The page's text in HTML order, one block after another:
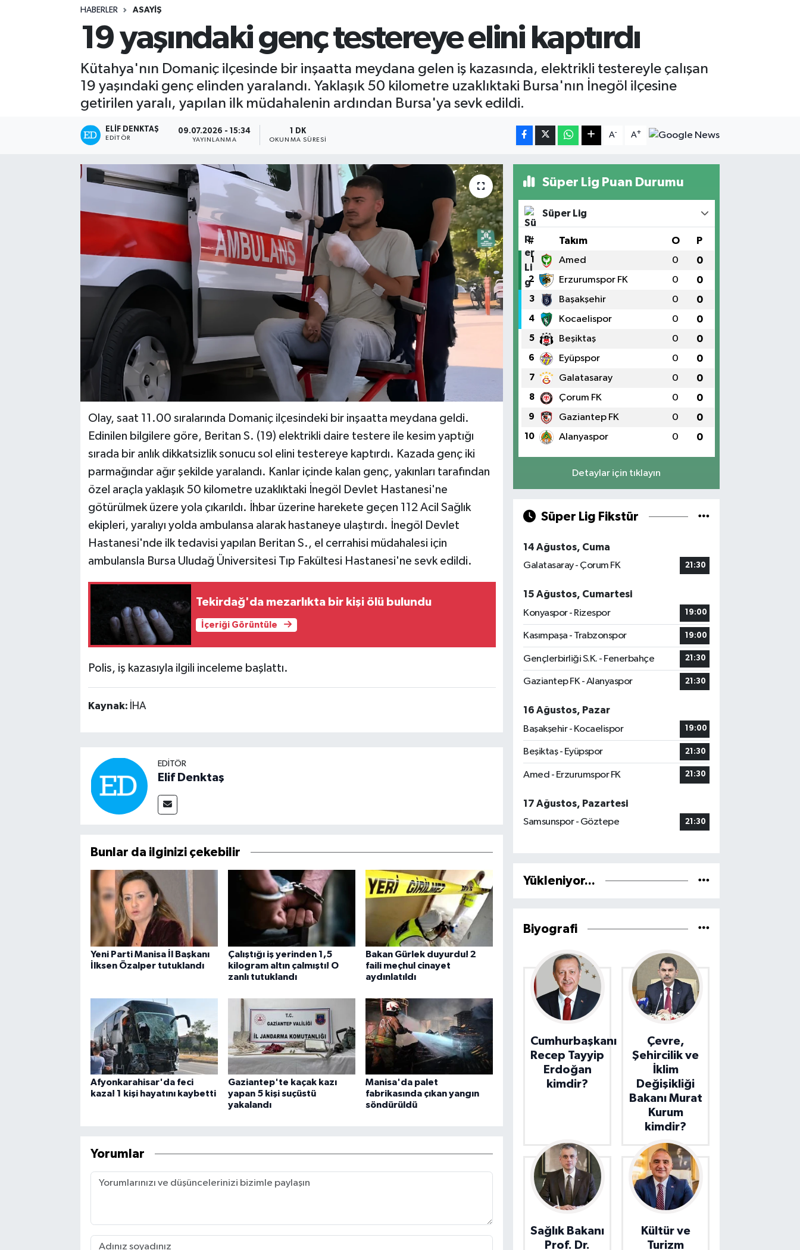
HABERLER ASAYIŞ
19 yaşındaki genç testereye elini kaptırdı
Kütahya'nın Domaniç ilçesinde bir inşaatta meydana gelen iş kazasında, elektrikli testereyle çalışan
19 yaşındaki genç elinden yaralandı. Yaklaşık 50 kilometre uzaklıktaki Bursa'nın İnegöl ilçesine
getirilen yaralı, yapılan ilk müdahalenin ardından Bursa'ya sevk edildi.
ELIF DENKTAŞ
EDITÖR
09.07.2026 - 15:34
YAYINLANMA
1 DK
OKUNMA SÜRESI
A- A+
Olay, saat 11.00 sıralarında Domaniç ilçesindeki bir inşaatta meydana geldi.
Edinilen bilgilere göre, Beritan S. (19) elektrikli daire testere ile kesim yaptığı
sırada bir anlık dikkatsizlik sonucu sol elini testereye kaptırdı. Kazada genç iki
parmağındar ağır şekilde yaralandı. Kanlar içinde kalan genç, yakınları tarafından
özel araçla yaklaşık 50 kilometre uzaklıktaki İnegöl Devlet Hastanesi'ne
götürülmek üzere yola çıkarıldı. İhbar üzerine harekete geçen 112 Acil Sağlık
ekipleri, yaralıyı yolda ambulansa alarak hastaneye ulaştırdı. İnegöl Devlet
Hastanesi'nde ilk tedavisi yapılan Beritan S., el cerrahisi müdahalesi için
ambulansla Bursa Uludağ Üniversitesi Tıp Fakültesi Hastanesi'ne sevk edildi.
Tekirdağ'da mezarlıkta bir kişi ölü bulundu
İçeriği Görüntüle
Polis, iş kazasıyla ilgili inceleme başlattı.
Kaynak: İHA
EDITÖR
Elif Denktaş
Bunlar da ilginizi çekebilir
Yeni Parti Manisa İl Başkanı
İlksen Özalper tutuklandı
Çalıştığı iş yerinden 1,5
kilogram altın çalmıştı! O
zanlı tutuklandı
Bakan Gürlek duyurdu! 2
faili meçhul cinayet
aydınlatıldı
Afyonkarahisar'da feci
kaza! 1 kişi hayatını kaybetti
Gaziantep'te kaçak kazı
yapan 5 kişi suçüstü
yakalandı
Manisa'da palet
fabrikasında çıkan yangın
söndürüldü
Yorumlar
Süper Lig Puan Durumu
Süper Lig
# Takım O P
1 Amed 0 0
2 Erzurumspor FK 0 0
3 Başakşehir 0 0
4 Kocaelispor 0 0
5 Beşiktaş 0 0
6 Eyüpspor 0 0
7 Galatasaray 0 0
8 Çorum FK 0 0
9 Gaziantep FK 0 0
10 Alanyaspor 0 0
Detaylar için tıklayın
Süper Lig Fikstür
14 Ağustos, Cuma
Galatasaray - Çorum FK
21:30
15 Ağustos, Cumartesi
Konyaspor - Rizespor
19:00
Kasımpaşa - Trabzonspor 19:00
Gençlerbirliği S.K. - Fenerbahçe 21:30
Gaziantep FK - Alanyaspor 21:30
16 Ağustos, Pazar
Başakşehir - Kocaelispor
19:00
Beşiktaş - Eyüpspor 21:30
Amed - Erzurumspor FK 21:30
17 Ağustos, Pazartesi
Samsunspor - Göztepe
21:30
Yükleniyor...
Biyografi
Cumhurbaşkanı
Recep Tayyip
Erdoğan
kimdir?
Çevre,
Şehircilik ve
İklim
Değişikliği
Bakanı Murat
Kurum
kimdir?
Sağlık Bakanı
Prof. Dr.
Kültür ve
Turizm
Kültür - Sanat
Lider Haber TV Canlı Yayın izle